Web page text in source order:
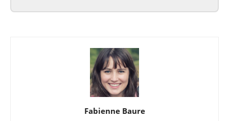
Fabienne Baure